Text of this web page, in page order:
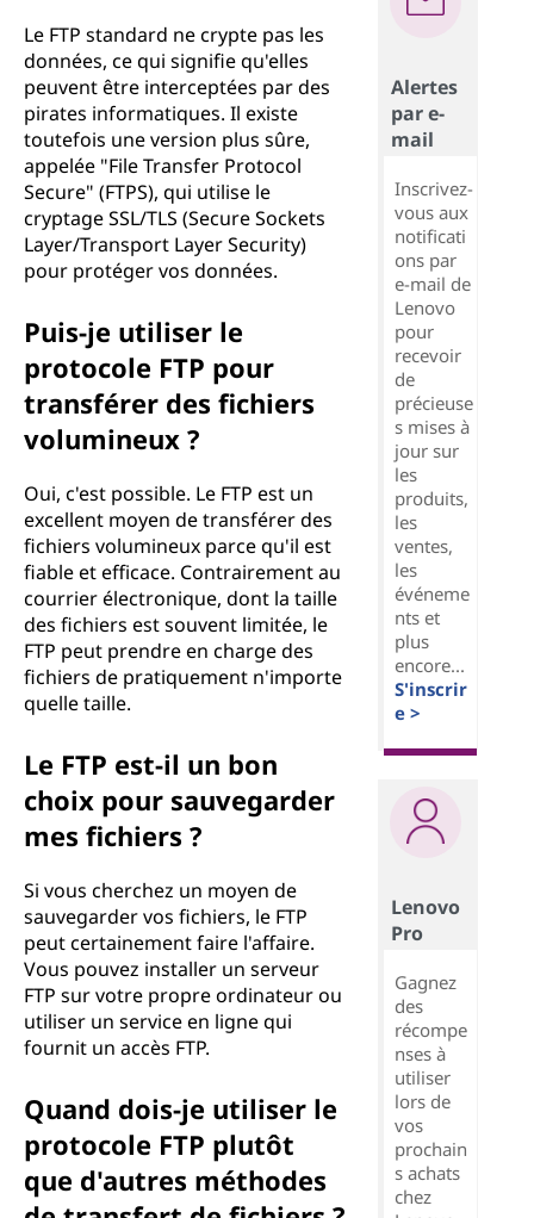
Le FTP standard ne crypte pas les
données, ce qui signifie qu'elles
peuvent être interceptées par des
pirates informatiques. Il existe
toutefois une version plus sûre,
appelée "File Transfer Protocol
Secure" (FTPS), qui utilise le
cryptage SSL/TLS (Secure Sockets
Layer/Transport Layer Security)
pour protéger vos données.
Puis-je utiliser le
protocole FTP pour
transférer des fichiers
volumineux ?
Oui, c'est possible. Le FTP est un
excellent moyen de transférer des
fichiers volumineux parce qu'il est
fiable et efficace. Contrairement au
courrier électronique, dont la taille
des fichiers est souvent limitée, le
FTP peut prendre en charge des
fichiers de pratiquement n'importe
quelle taille.
Le FTP est-il un bon
choix pour sauvegarder
mes fichiers ?
Si vous cherchez un moyen de
sauvegarder vos fichiers, le FTP
peut certainement faire l'affaire.
Vous pouvez installer un serveur
FTP sur votre propre ordinateur ou
utiliser un service en ligne qui
fournit un accès FTP.
Quand dois-je utiliser le
protocole FTP plutôt
que d'autres méthodes
Alertes
par e-
mail
Inscrivez-
vous aux
notificati
ons par
e-mail de
Lenovo
pour
recevoir
de
précieuse
s mises à
jour sur
les
produits,
les
ventes,
les
événeme
nts et
plus
encore...
S'inscrir
e >
Lenovo
Pro
Gagnez
des
récompe
nses à
utiliser
lors de
vos
prochain
s achats
chez